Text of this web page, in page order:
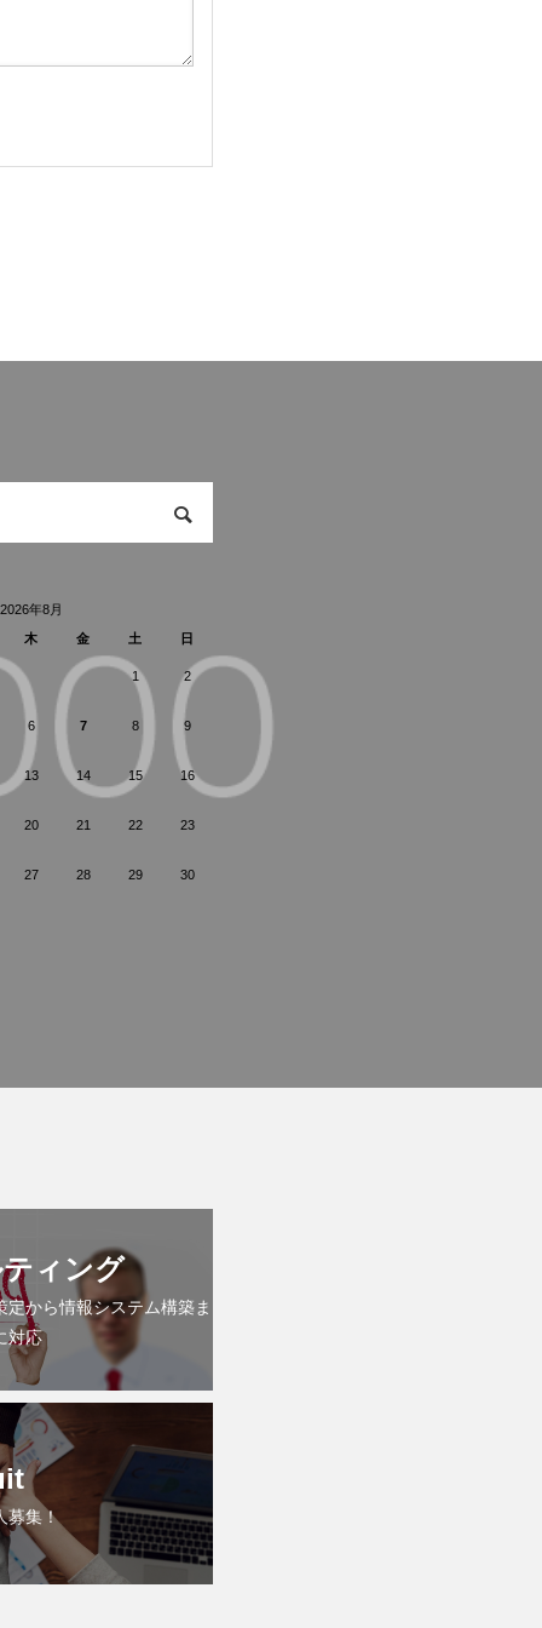
2026年8月
木
金 土 日
1 2
6 7 8 9
13 14 15 16
20 21 22 23
27 28 29 30
ィング
から情報システム構築ま
対応
募集！